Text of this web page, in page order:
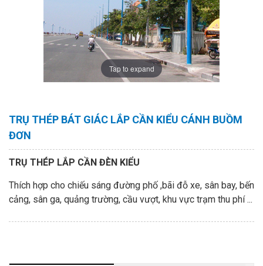
Tap to expand
TRỤ THÉP BÁT GIÁC LẮP CẦN KIỂU CÁNH BUỒM
ĐƠN
TRỤ THÉP LẮP CẦN ĐÈN KIỂU
Thích hợp cho chiếu sáng đường phố ,bãi đỗ xe, sân bay, bến
cảng, sân ga, quảng trường, cầu vượt, khu vực trạm thu phí ...